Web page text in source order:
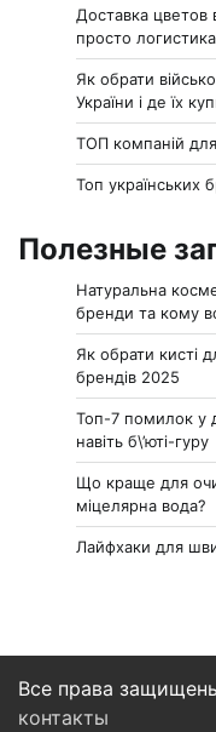
Доставка цветов
просто логистика
Як обрати
України і де їх
ТОП компаній
Топ українських
Полезные
Натуральна
бренди та кому
Як обрати кисті
брендів 2025
Топ-7 помилок у
навіть б\’юті-гуру
Що краще для
міцелярна вода?
Лайфхаки для
Все права
контакты